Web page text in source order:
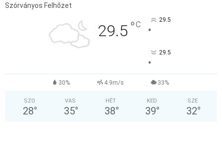
Szórványos Felhőzet
29.5 °C 29.5
°
29.5
°
30% 4.9m/s 33%
SZO
28°
VAS
35°
HÉT
38°
KED
39°
SZE
32°